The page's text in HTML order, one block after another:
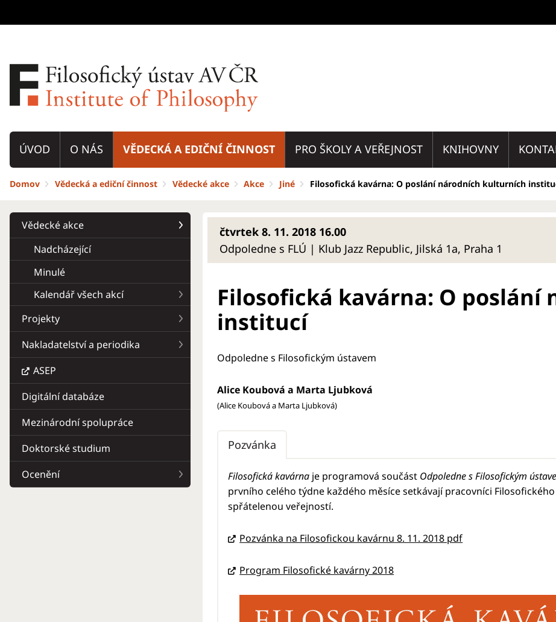
ÚVOD O NÁS VĚDECKÁ A EDIČNÍ ČINNOST PRO ŠKOLY A VEŘEJNOST KNIHOVNY
Domov Vědecká a ediční činnost Vědecké akce Akce Jiné Filosofická kavárna: O poslání národních kulturních
Vědecké akce
Nadcházející
Minulé
Kalendář všech akcí
Projekty
Nakladatelství a periodika
ASEP
Digitální databáze
Mezinárodní spolupráce
Doktorské studium
Ocenění
čtvrtek 8. 11. 2018 16.00
Odpoledne s FLÚ | Klub Jazz Republic, Jilská 1a, Praha 1
Filosofická kavárna: O
institucí
Odpoledne s Filosofickým ústavem
Alice Koubová a Marta Ljubková
(Alice Koubová a Marta Ljubková)
Pozvánka
Filosofická kavárna je programová součást Odpoledne s Filosofickým
prvního celého týdne každého měsíce setkávají pracovníci
spřátelenou veřejností.
Pozvánka na Filosofickou kavárnu 8. 11. 2018 pdf
Program Filosofické kavárny 2018